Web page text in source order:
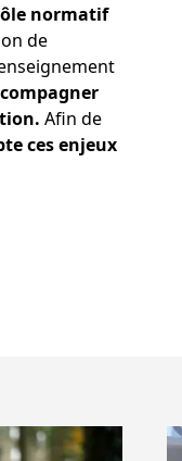
normatif
de
Afin de
ces enjeux